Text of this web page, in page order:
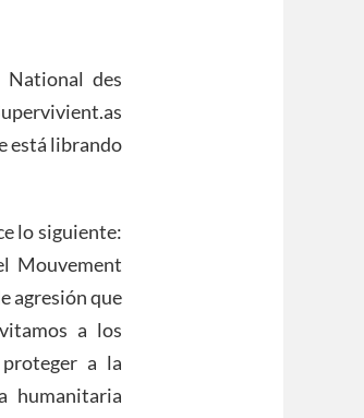
National des
está librando
lo siguiente:
Mouvement
agresión que
a los
a la
humanitaria